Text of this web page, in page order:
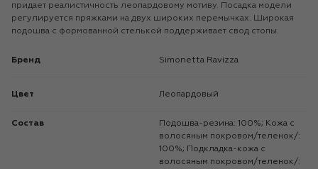
придает реалистичность леопардовому мотиву. Посадка модели
регулируется пряжками на двух широких перемычках. Широкая
подошва с формованной стелькой поддерживает свод стопы.
Бренд Simonetta Ravizza
Цвет Леопардовый
Состав
Подошва-резина: 100%; Кожа с
волосяным покровом/теленок/:
100%; Подкладка-кожа с
волосяным покровом/теленок/: